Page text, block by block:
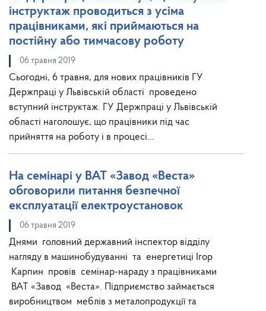
інструктаж проводиться з усіма
працівниками, які приймаються на
постійну або тимчасову роботу
06 травня 2019
Сьогодні, 6 травня, для нових працівників ГУ
Держпраці у Львівській області проведено
вступний інструктаж. ГУ Держпраці у Львівській
області наголошує, що працівники під час
прийняття на роботу і в процесі…
На семінарі у ВАТ «Завод «Веста»
обговорили питання безпечної
експлуатації електроустановок
06 травня 2019
Днями головний державний інспектор відділу
нагляду в машинобудуванні та енергетиці Ігор
Карпин провів семінар-нараду з працівниками
ВАТ «Завод «Веста». Підприємство займається
виробництвом меблів з металопродукції та